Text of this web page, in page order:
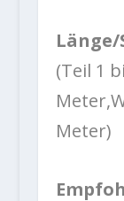
(Teil 1
Meter)